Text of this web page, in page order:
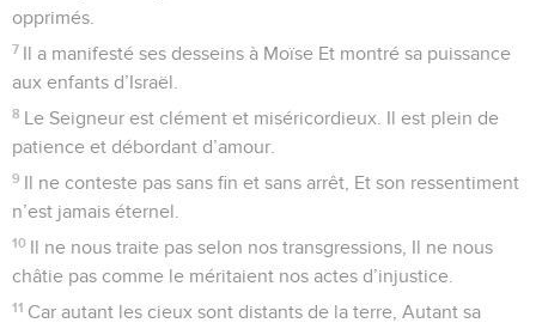
opprimés.
7 Il a manifesté ses desseins à Moïse Et montré sa puissance
aux enfants d’Israël.
8 Le Seigneur est clément et miséricordieux. Il est plein de
patience et débordant d’amour.
9 Il ne conteste pas sans fin et sans arrêt, Et son ressentiment
n’est jamais éternel.
10 Il ne nous traite pas selon nos transgressions, Il ne nous
châtie pas comme le méritaient nos actes d’injustice.
11 Car autant les cieux sont distants de la terre, Autant sa